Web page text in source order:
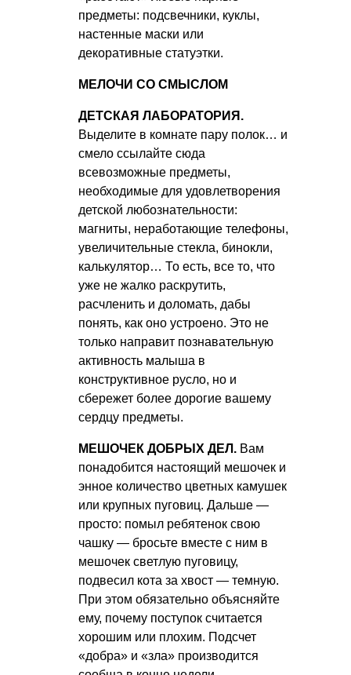
предметы: подсвечники, куклы,
настенные маски или
декоративные статуэтки.
МЕЛОЧИ СО СМЫСЛОМ
ДЕТСКАЯ ЛАБОРАТОРИЯ.
Выделите в комнате пару полок… и
смело ссылайте сюда
всевозможные предметы,
необходимые для удовлетворения
детской любознательности:
магниты, неработающие телефоны,
увеличительные стекла, бинокли,
калькулятор… То есть, все то, что
уже не жалко раскрутить,
расчленить и доломать, дабы
понять, как оно устроено. Это не
только направит познавательную
активность малыша в
конструктивное русло, но и
сбережет более дорогие вашему
сердцу предметы.
МЕШОЧЕК ДОБРЫХ ДЕЛ. Вам
понадобится настоящий мешочек и
энное количество цветных камушек
или крупных пуговиц. Дальше —
просто: помыл ребятенок свою
чашку — бросьте вместе с ним в
мешочек светлую пуговицу,
подвесил кота за хвост — темную.
При этом обязательно объясняйте
ему, почему поступок считается
хорошим или плохим. Подсчет
«добра» и «зла» производится